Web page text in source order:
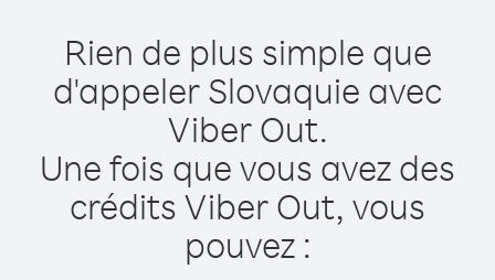
Rien de plus simple que
d'appeler Slovaquie avec
Viber Out.
Une fois que vous avez des
crédits Viber Out, vous
pouvez :